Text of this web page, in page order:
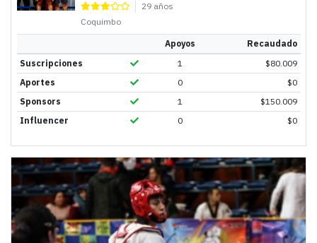
29 años
Coquimbo
Apoyos
Recaudado
Suscripciones
1 $80.009
Aportes
0 $0
Sponsors
1 $150.009
Influencer
0 $0